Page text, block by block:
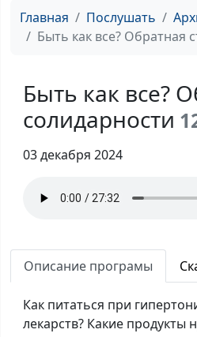
Главная Послушать
Быть как все? Обратная
Быть как все?
солидарности
03 декабря 2024
Описание програмы
Как питаться при
лекарств? Какие продукты